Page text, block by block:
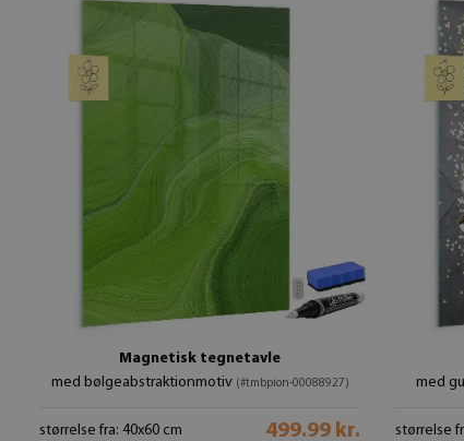
Magnetisk tegnetavle
med bølgeabstraktionmotiv (#tmbpion-00088927)
størrelse fra: 40x60 cm 499.99 kr.
med
størrelse